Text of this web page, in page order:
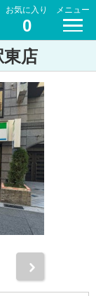
お気に入り
0
メニュー
店